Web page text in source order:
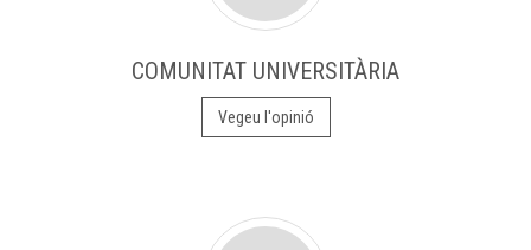
COMUNITAT UNIVERSITÀRIA
Vegeu l'opinió